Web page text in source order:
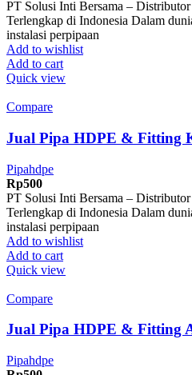
PT Solusi Inti Bersama –
Terlengkap di Indonesia Dalam
instalasi perpipaan
Add to wishlist
Add to cart
Quick view
Compare
Jual Pipa HDPE & Fitting
Pipahdpe
Rp500
PT Solusi Inti Bersama –
Terlengkap di Indonesia Dalam
instalasi perpipaan
Add to wishlist
Add to cart
Quick view
Compare
Jual Pipa HDPE & Fitting
Pipahdpe